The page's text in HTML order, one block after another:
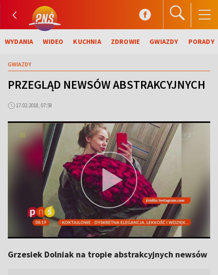
WYDANIA WIDEO KUCHNIA ZDROWIE GWIAZDY PORADY
GWIAZDY
PRZEGLĄD NEWSÓW ABSTRAKCYJNYCH
17.02.2018, 07:58
Grzesiek Dolniak na tropie abstrakcyjnych newsów